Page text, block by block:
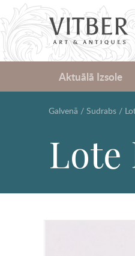
Aktuālā Izsole
Galvenā / Sudrabs /
Lote